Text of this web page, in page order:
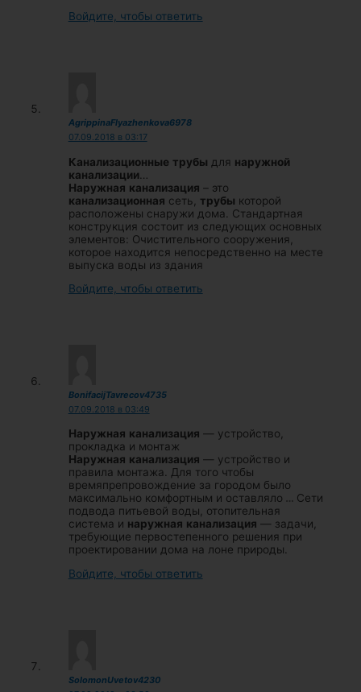
Войдите, чтобы ответить
AgrippinaFlyazhenkova6978
07.09.2018 в 03:17
Канализационные трубы для наружной
канализации
Наружная канализация – это
канализационная сеть, трубы которой
расположены снаружи дома. Стандартная
конструкция состоит из следующих основных
элементов: Очистительного сооружения,
которое находится непосредственно на месте
выпуска воды из здания
Войдите, чтобы ответить
BonifacijTavrecov4735
07.09.2018 в 03:49
Наружная канализация — устройство,
прокладка и монтаж
Наружная канализация — устройство и
правила монтажа. Для того чтобы
времяпрепровождение за городом было
максимально комфортным и оставляло … Сети
подвода питьевой воды, отопительная
система и наружная канализация — задачи,
требующие первостепенного решения при
проектировании дома на лоне природы.
Войдите, чтобы ответить
SolomonUvetov4230